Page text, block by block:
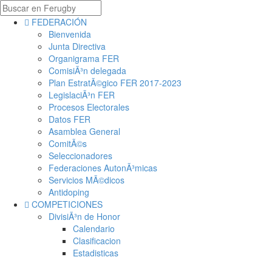
FEDERACIÓN
Bienvenida
Junta Directiva
Organigrama FER
ComisiÃ³n delegada
Plan EstratÃ©gico FER 2017-2023
LegislaciÃ³n FER
Procesos Electorales
Datos FER
Asamblea General
ComitÃ©s
Seleccionadores
Federaciones AutonÃ³micas
Servicios MÃ©dicos
Antidoping
COMPETICIONES
DivisiÃ³n de Honor
Calendario
Clasificacion
Estadisticas